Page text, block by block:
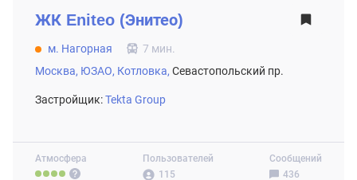
Атмосфера
Пользователей
115
Сообщений
436
ЖК Eniteo (Энитео)
м. Нагорная
7 мин.
Москва, ЮЗАО, Котловка, Севастопольский пр.
Застройщик:Tekta Group